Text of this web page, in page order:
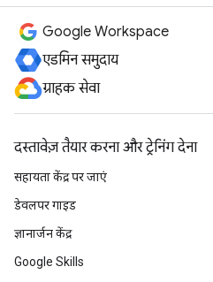
Google Workspace
एडमिन समुदाय
ग्राहक सेवा
दस्तावेज़ तैयार करना और ट्रेनिंग देना
सहायता केंद्र पर जाएं
डेवलपर गाइड
ज्ञानार्जन केंद्र
Google Skills